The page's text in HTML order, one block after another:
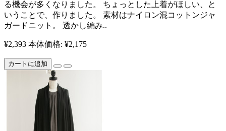
る機会が多くなりました。 ちょっとした上着がほしい、と
いうことで、作りました。 素材はナイロン混コットンジャ
ガードニット。 透かし編み..
¥2,393 本体価格: ¥2,175
カートに追加